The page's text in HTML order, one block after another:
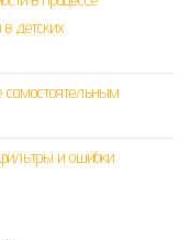
детских
самостоятельным
и ошибки